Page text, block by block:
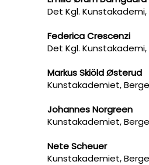
Det Kgl. Kunstakademi,
Federica Crescenzi
Det Kgl. Kunstakademi,
Markus Skiöld Østerud
Kunstakademiet,
Johannes Norgreen
Kunstakademiet,
Nete Scheuer
Kunstakademiet,